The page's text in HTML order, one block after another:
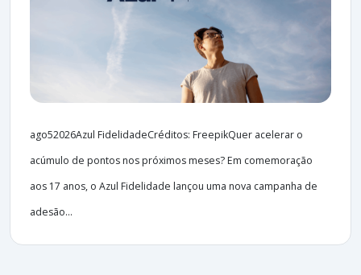
ago52026Azul FidelidadeCréditos: FreepikQuer acelerar o
acúmulo de pontos nos próximos meses? Em comemoração
aos 17 anos, o Azul Fidelidade lançou uma nova campanha de
adesão...